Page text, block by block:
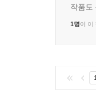
작품도
1명이 이